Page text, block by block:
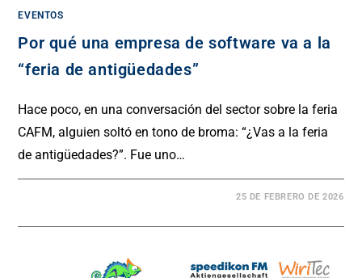
EVENTOS
Por qué una empresa de software va a la
“feria de antigüedades”
Hace poco, en una conversación del sector sobre la feria
CAFM, alguien soltó en tono de broma: “¿Vas a la feria
de antigüedades?”. Fue uno…
25 DE FEBRERO DE 2026